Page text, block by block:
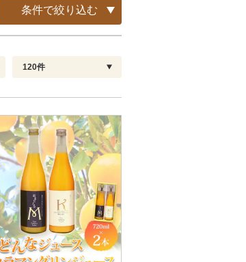
条件で絞り込む
解除
時指定可
間帯指定可
る月指定可
解除
限定のお礼品
アプリdeワンストップ申請
120件
60
90
120